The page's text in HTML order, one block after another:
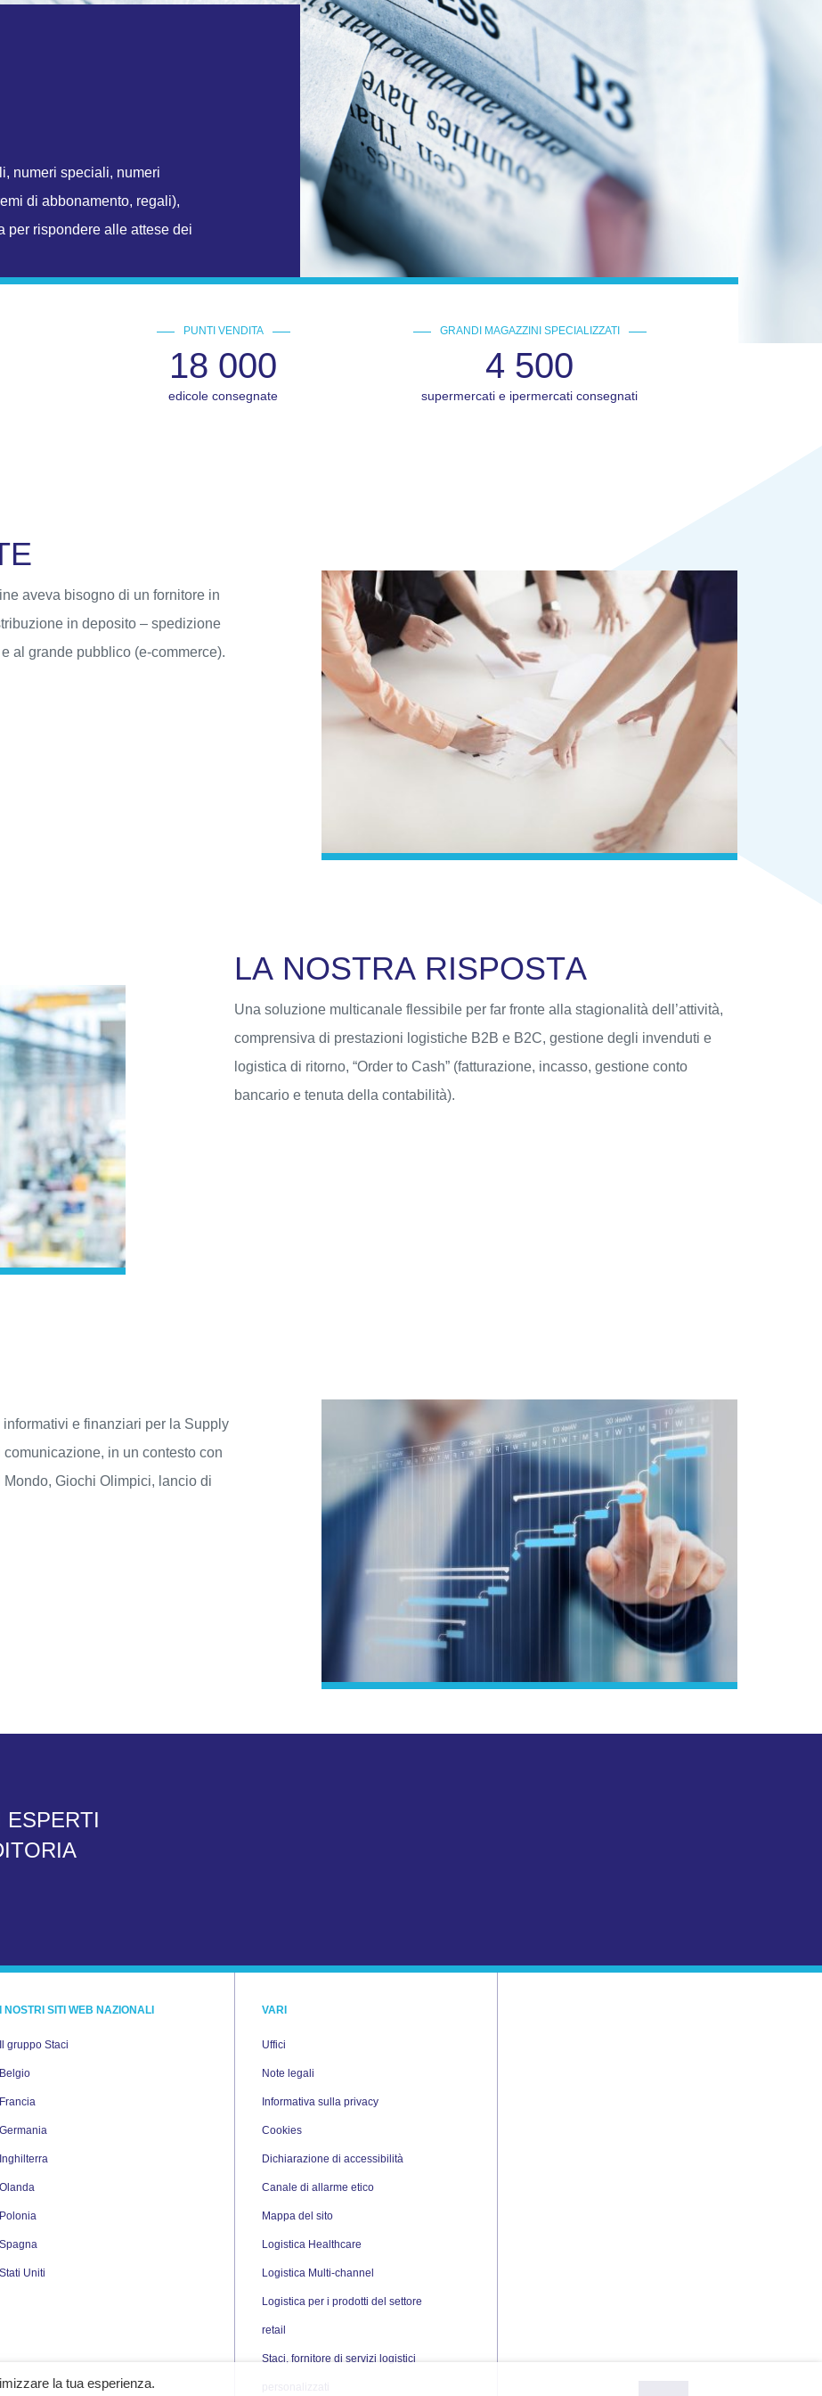
numeri speciali, numeri
di abbonamento, regali),
per rispondere alle attese dei
PUNTI VENDITA
18 000
edicole consegnate
GRANDI MAGAZZINI SPECIALIZZATI
4 500
supermercati e ipermercati consegnati
E
aveva bisogno di un fornitore in
in deposito – spedizione
al grande pubblico (e-commerce).
LA NOSTRA RISPOSTA
Una soluzione multicanale flessibile per far fronte alla stagionalità dell’attività,
comprensiva di prestazioni logistiche B2B e B2C, gestione degli invenduti e
logistica di ritorno, “Order to Cash” (fatturazione, incasso, gestione conto
bancario e tenuta della contabilità).
e finanziari per la Supply
in un contesto con
Giochi Olimpici, lancio di
ESPERTI
I NOSTRI SITI WEB NAZIONALI
Il gruppo Staci
Belgio
Francia
Germania
Inghilterra
Olanda
Polonia
Spagna
Stati Uniti
VARI
Uffici
Note legali
Informativa sulla privacy
Cookies
Dichiarazione di accessibilità
Canale di allarme etico
Mappa del sito
Logistica Healthcare
Logistica Multi-channel
Logistica per i prodotti del settore
retail
Staci, fornitore di servizi logistici
la tua esperienza.